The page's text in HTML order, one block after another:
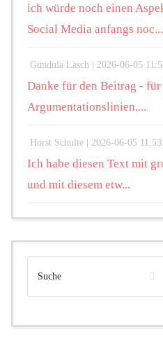
ich würde noch einen
Social Media anfangs noc...
Gundula Lasch | 2026-06-05
Danke für den Beitrag - für
Argumentationslinien,...
Horst Schulte | 2026-06-05
Ich habe diesen Text mit
und mit diesem etw...